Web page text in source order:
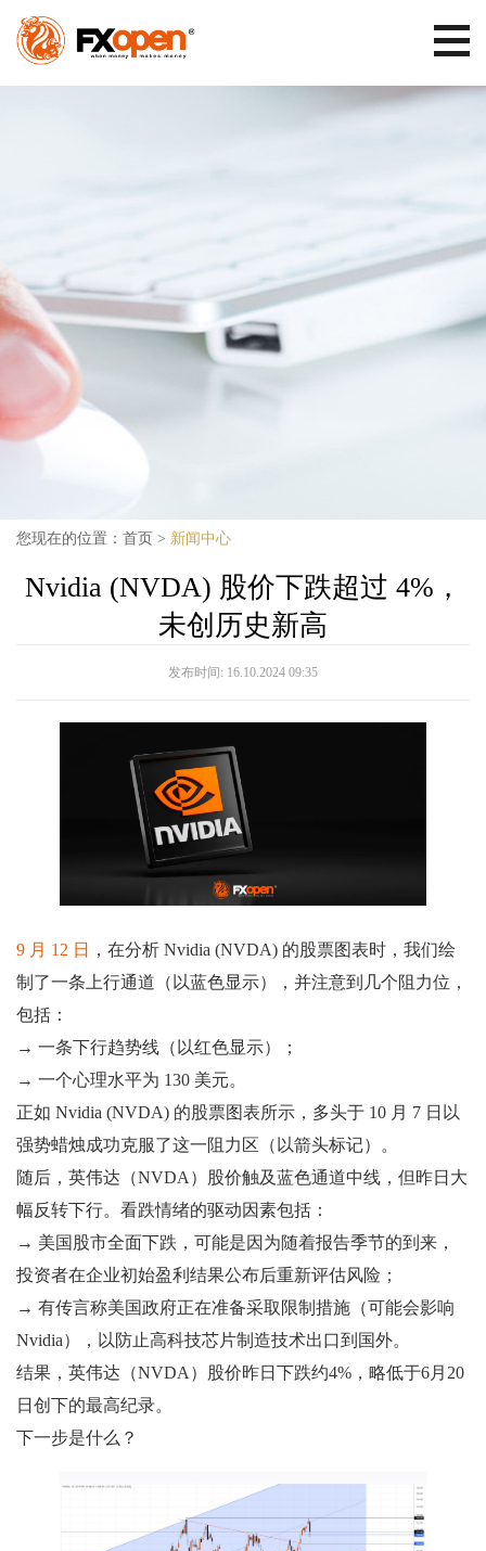
您现在的位置： 首页 > 新闻中心
Nvidia (NVDA) 股价下跌超过 4%，
未创历史新高
发布时间: 16.10.2024 09:35
9 月 12 日
，在分析 Nvidia (NVDA) 的股票图表时，我们绘
制了一条上行通道（以蓝色显示），并注意到几个阻力位，
包括：
→ 一条下行趋势线（以红色显示）；
→ 一个心理水平为 130 美元。
正如 Nvidia (NVDA) 的股票图表所示，多头于 10 月 7 日以
强势蜡烛成功克服了这一阻力区（以箭头标记）。
随后，英伟达（NVDA）股价触及蓝色通道中线，但昨日大
幅反转下行。看跌情绪的驱动因素包括：
→ 美国股市全面下跌，可能是因为随着报告季节的到来，
投资者在企业初始盈利结果公布后重新评估风险；
→ 有传言称美国政府正在准备采取限制措施（可能会影响
Nvidia），以防止高科技芯片制造技术出口到国外。
结果，英伟达（NVDA）股价昨日下跌约4%，略低于6月20
日创下的最高纪录。
下一步是什么？